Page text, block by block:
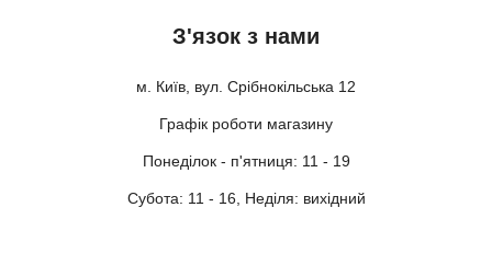
З'язок з нами
м. Київ, вул. Срібнокільська 12
Графік роботи магазину
Понеділок - п'ятниця: 11 - 19
Субота: 11 - 16, Неділя: вихідний